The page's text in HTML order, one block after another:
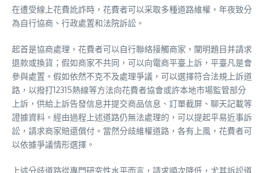
在遭受線上花費訛詐時，花費者可以采取多種道路維權，年夜致分
為自行協商、行政處置和法院訴訟。
起首是協商處理，花費者可以自行聯絡接觸商家，闡明題目并請求
退款或換貨；假如商家不共同，可以向電商平臺上訴，平臺凡是會
參與處置。假如依然不克不及處理爭議，可以選擇符合法規上訴道
路，以撥打12315熱線等方法向花費者協會或許本地市場監管部分
上訴，供給上訴告發信息并提交商品信息、訂單截屏、聊天記載等
證據資料。經由過程上述道路仍無法處理的，可以提起平易近事訴
訟，請求商家賠還償付。當然分歧維權道路，各有上風，花費者可
以依據爭議情形選擇。
上述分歧道路從專門研究性水平而言，請求順次降低，尤其訴訟道